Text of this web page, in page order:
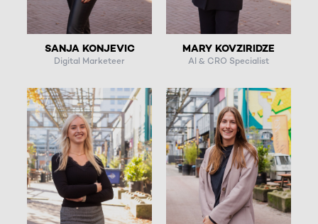
SANJA KONJEVIC
Digital Marketeer
MARY KOVZIRIDZE
AI & CRO Specialist